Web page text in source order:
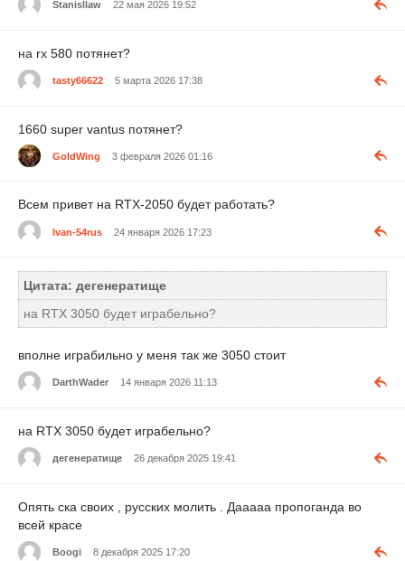
Stanisllaw 22 мая 2026 19:52
на rx 580 потянет?
tasty66622 5 марта 2026 17:38
1660 super vantus потянет?
GoldWing 3 февраля 2026 01:16
Всем привет на RTX-2050 будет работать?
Ivan-54rus 24 января 2026 17:23
Цитата: дегенератище
на RTX 3050 будет играбельно?
вполне играбильно у меня так же 3050 стоит
DarthWader 14 января 2026 11:13
на RTX 3050 будет играбельно?
дегенератище 26 декабря 2025 19:41
Опять ска своих , русских молить . Дааааа пропоганда во
всей красе
Boogi 8 декабря 2025 17:20